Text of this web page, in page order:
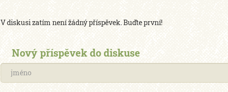
V diskusi zatím není žádný příspěvek. Buďte první!
Nový příspěvek do diskuse